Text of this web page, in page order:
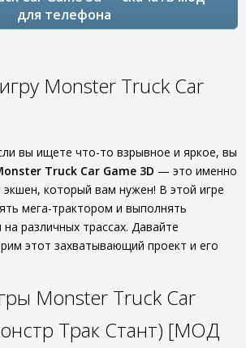
для телефона
Monster Truck Car
вы ищете что-то взрывное и яркое, вы
Truck Car Game 3D — это именно
который вам нужен! В этой игре
мега-трактором и выполнять
различных трассах. Давайте
этот захватывающий проект и его
Monster Truck Car
Трак Стант) [МОД